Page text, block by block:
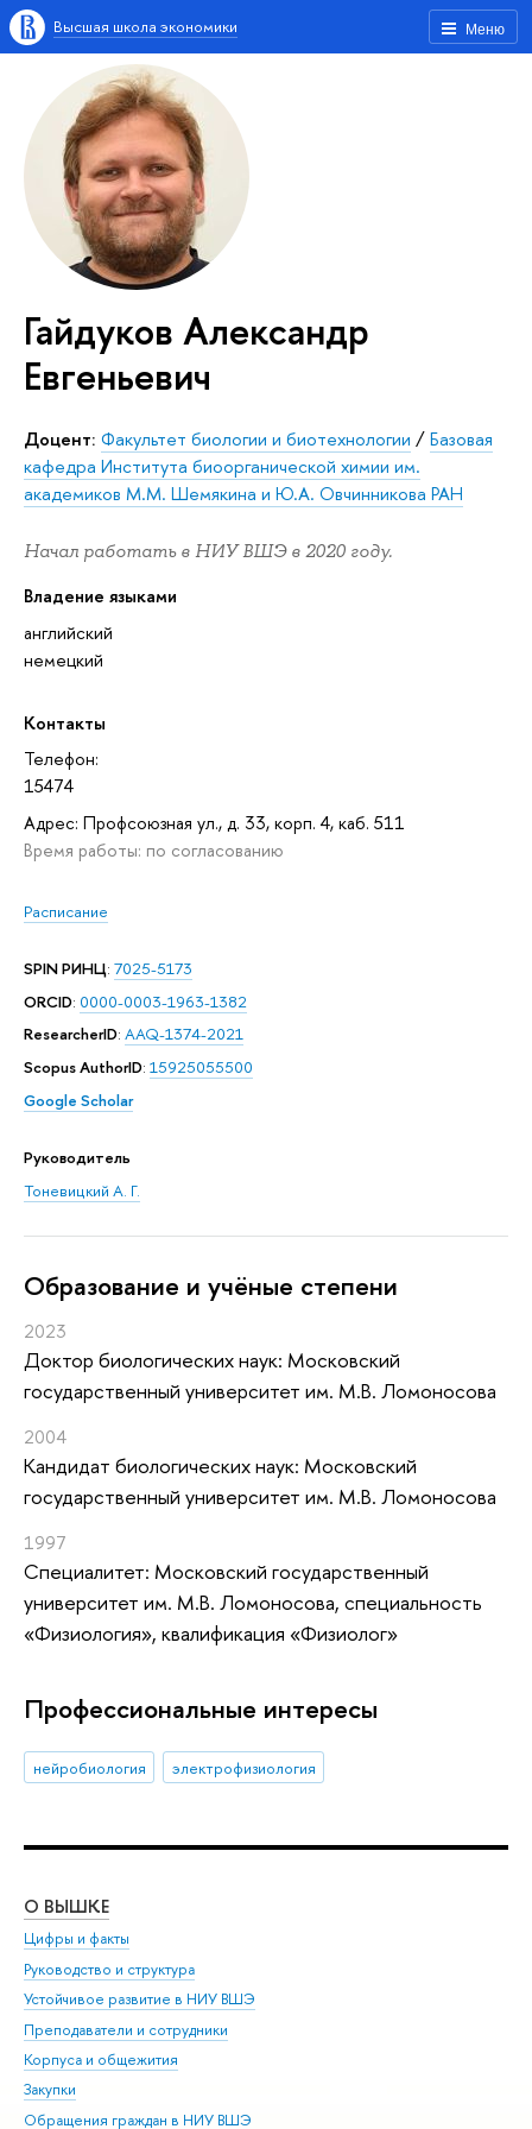
Меню
Высшая школа экономики
Гайдуков Александр
Евгеньевич
Доцент: Факультет биологии и биотехнологии /Базовая
кафедра Института биоорганической химии им.
академиков М.М. Шемякина и Ю.А. Овчинникова РАН
Начал работать в НИУ ВШЭ в 2020 году.
Владение языками
английский
немецкий
Контакты
Телефон:
15474
Адрес: Профсоюзная ул., д. 33, корп. 4, каб. 511
Время работы: по согласованию
Расписание
SPIN РИНЦ: 7025-5173
ORCID: 0000-0003-1963-1382
ResearcherID: AAQ-1374-2021
Scopus AuthorID: 15925055500
Google Scholar
Руководитель
Тоневицкий А. Г.
Oбразование и учёные степени
2023
Доктор биологических наук: Московский
государственный университет им. М.В. Ломоносова
2004
Кандидат биологических наук: Московский
государственный университет им. М.В. Ломоносова
1997
Специалитет: Московский государственный
университет им. М.В. Ломоносова, специальность
«Физиология», квалификация «Физиолог»
Профессиональные интересы
нейробиология электрофизиология
О ВЫШКЕ
Цифры и факты
Руководство и структура
Устойчивое развитие в НИУ ВШЭ
Преподаватели и сотрудники
Корпуса и общежития
Закупки
Обращения граждан в НИУ ВШЭ